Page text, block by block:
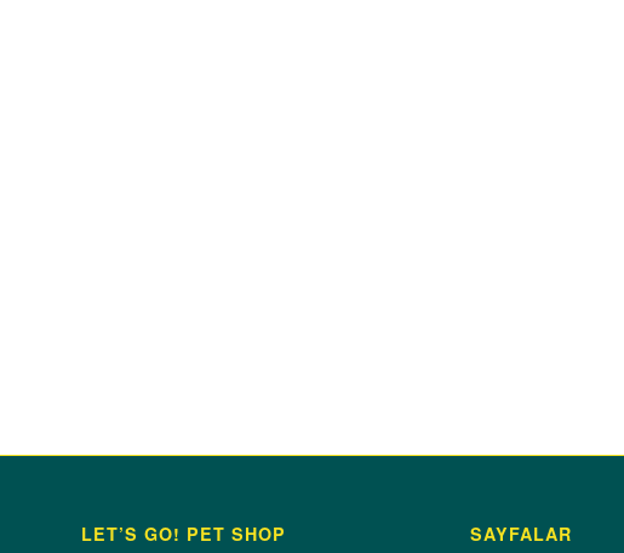
LET’S GO! PET SHOP SAYFALAR